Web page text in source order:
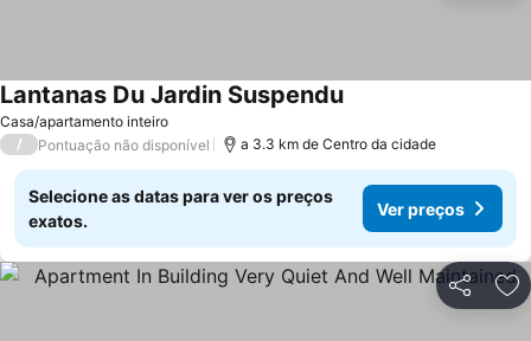
Casa/apartamento inteiro
Lantanas Du Jardin Suspendu
/ Pontuação não disponível a 3.3 km de Centro da cidade
Selecione as datas para ver os preços
exatos.
Ver preços
Partilhar